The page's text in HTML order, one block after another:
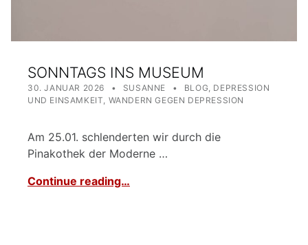
SONNTAGS INS MUSEUM
POSTED ON:
30. JANUAR 2026
WRITTEN BY:
SUSANNE CATEGORIZED IN:
BLOG DEPRESSION
UND EINSAMKEIT WANDERN GEGEN DEPRESSION
Am 25.01. schlenderten wir durch die
Pinakothek der Moderne …
Continue reading…